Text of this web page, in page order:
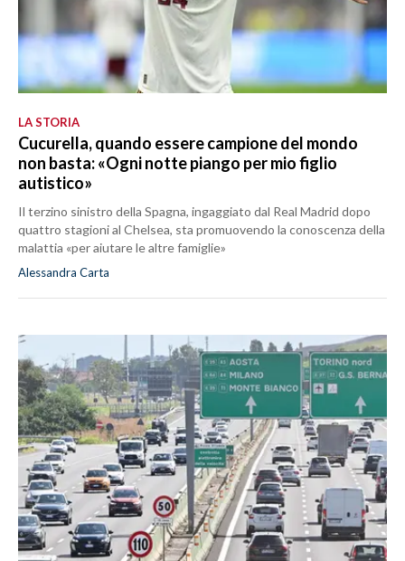
LA STORIA
Cucurella, quando essere campione del mondo
non basta: «Ogni notte piango per mio figlio
autistico»
Il terzino sinistro della Spagna, ingaggiato dal Real Madrid dopo
quattro stagioni al Chelsea, sta promuovendo la conoscenza della
malattia «per aiutare le altre famiglie»
Alessandra Carta